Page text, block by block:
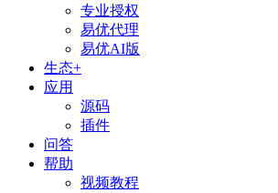
专业授权
易优代理
易优AI版
生态+
应用
源码
插件
问答
帮助
视频教程